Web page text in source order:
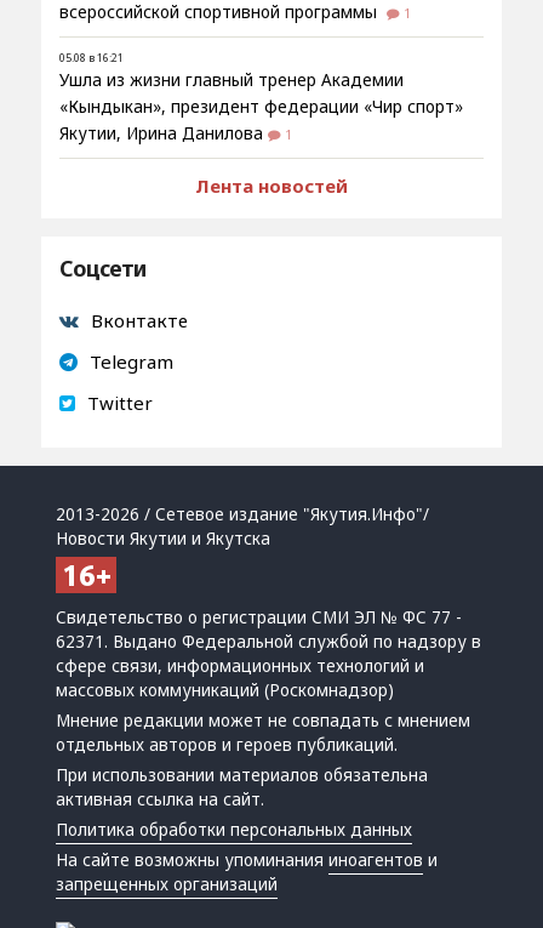
всероссийской спортивной программы
1
05.08 в 16:21
Ушла из жизни главный тренер Академии
«Кындыкан», президент федерации «Чир спорт»
Якутии, Ирина Данилова
1
Лента новостей
Соцсети
Вконтакте
Telegram
Twitter
2013-2026 / Сетевое издание "Якутия.Инфо"/
Новости Якутии и Якутска
Свидетельство о регистрации СМИ ЭЛ № ФС 77 -
62371. Выдано Федеральной службой по надзору в
сфере связи, информационных технологий и
массовых коммуникаций (Роскомнадзор)
Мнение редакции может не совпадать с мнением
отдельных авторов и героев публикаций.
При использовании материалов обязательна
активная ссылка на сайт.
Политика обработки персональных данных
На сайте возможны упоминанияиноагентов и
запрещенных организаций